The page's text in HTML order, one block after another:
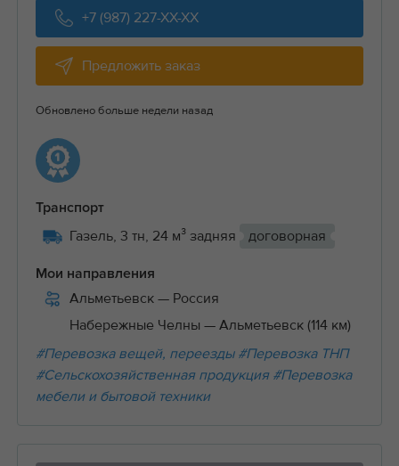
+7 (987) 227-XX-XX
Предложить заказ
Обновлено больше недели назад
Транспорт
Газель, 3 тн, 24 м³ задняя договорная
Мои направления
Альметьевск — Россия
Набережные Челны — Альметьевск (114 км)
#Перевозка вещей, переезды #Перевозка ТНП
#Сельскохозяйственная продукция #Перевозка
мебели и бытовой техники